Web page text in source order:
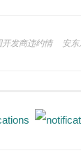
发商违约情
安